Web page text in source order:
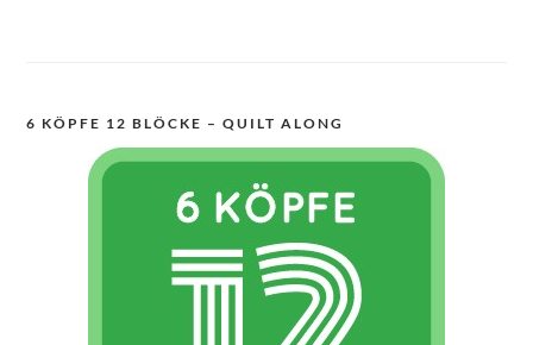
6 KÖPFE 12 BLÖCKE – QUILT ALONG